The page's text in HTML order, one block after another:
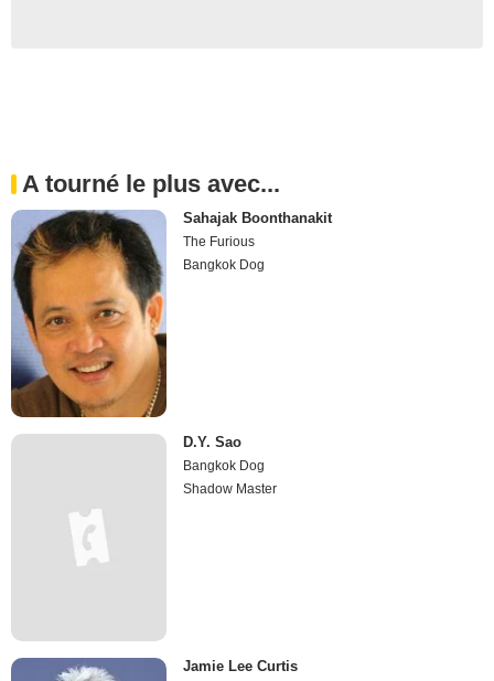
A tourné le plus avec...
Sahajak Boonthanakit
The Furious
Bangkok Dog
D.Y. Sao
Bangkok Dog
Shadow Master
Jamie Lee Curtis